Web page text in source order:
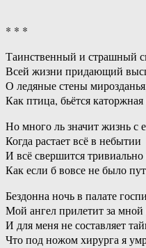
* * *
Таинственный и страшный
Всей жизни придающий
О ледяные стены
Как птица, бьётся
Но много ль значит жизнь с
Когда растает всё в небытии
И всё свершится тривиально
Как если б вовсе не было
Бездонна ночь в палате
Мой ангел прилетит за
И для меня не составляет
Что под ножом хирурга я